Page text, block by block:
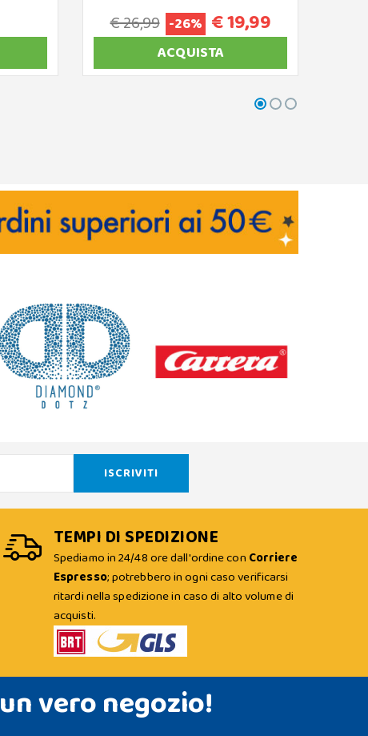
€ 26,99 -26% € 19,99
ACQUISTA
TEMPI DI SPEDIZIONE
Spediamo in 24/48 ore dall'ordine con Corriere
Espresso; potrebbero in ogni caso verificarsi
ritardi nella spedizione in caso di alto volume di
acquisti.
un vero negozio!